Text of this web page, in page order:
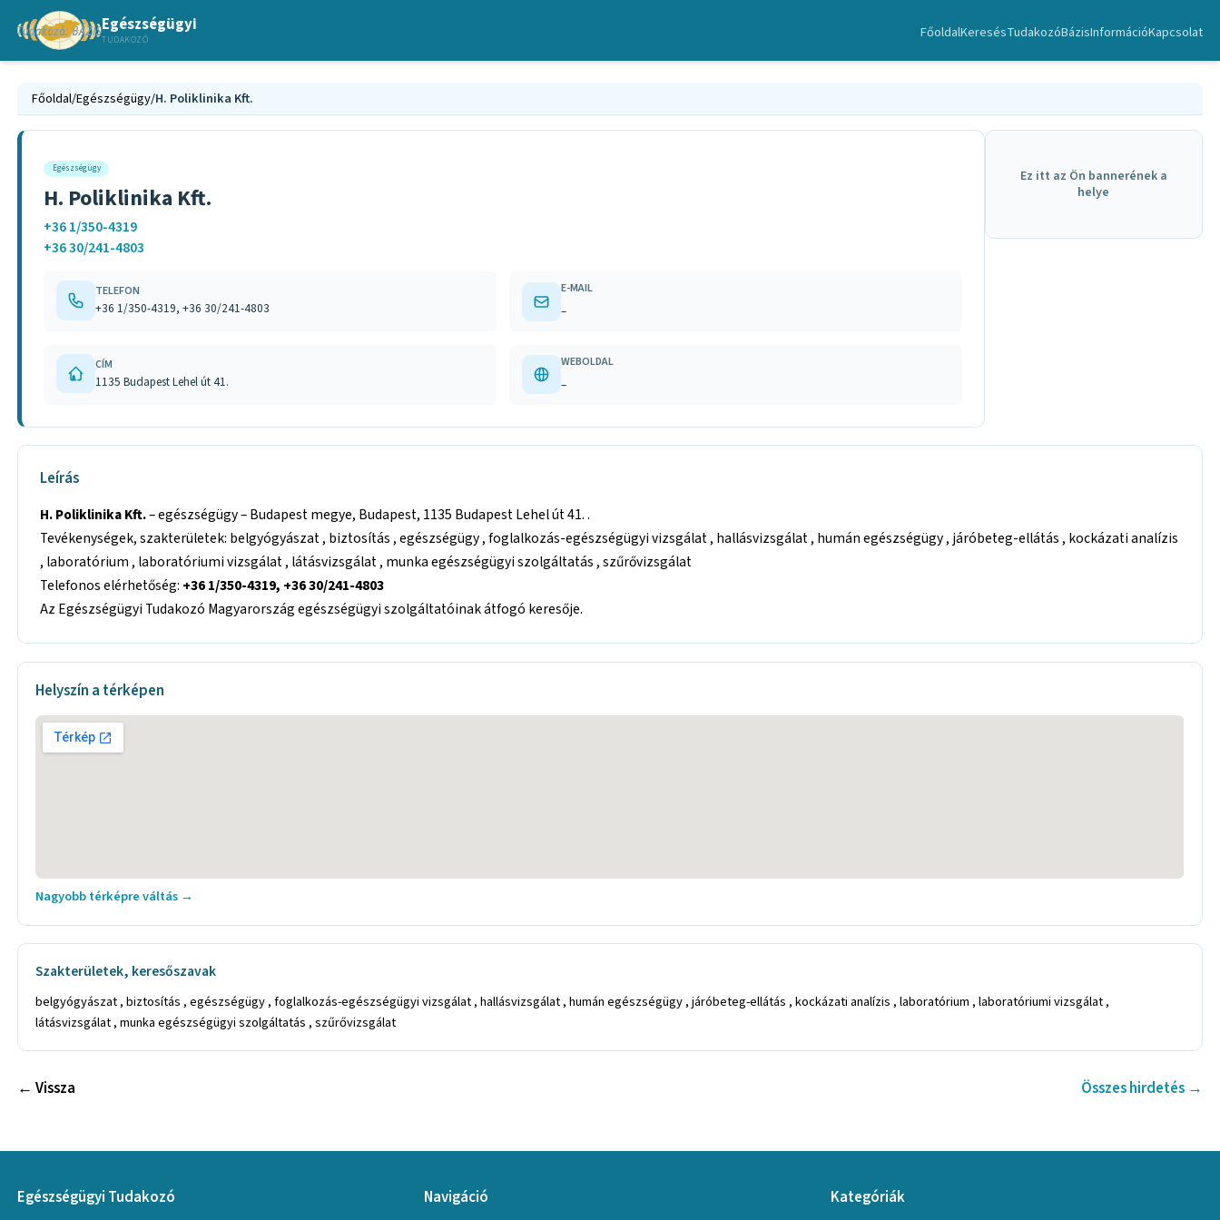
Egészségügyi
TUDAKOZÓ FőoldalKeresésTudakozóBázisInformációKapcsolat
Főoldal/Egészségügy/H. Poliklinika Kft.
Egészségügy
H. Poliklinika Kft.
+36 1/350-4319
+36 30/241-4803
TELEFON
+36 1/350-4319, +36 30/241-4803
E-MAIL
–
CÍM
1135 Budapest Lehel út 41.
WEBOLDAL
–
Ez itt az Ön bannerének a
helye
Leírás
H. Poliklinika Kft.– egészségügy – Budapest megye, Budapest, 1135 Budapest Lehel út 41. .
Tevékenységek, szakterületek: belgyógyászat , biztosítás , egészségügy , foglalkozás-egészségügyi vizsgálat , hallásvizsgálat , humán egészségügy , járóbeteg-ellátás , kockázati analízis
, laboratórium , laboratóriumi vizsgálat , látásvizsgálat , munka egészségügyi szolgáltatás , szűrővizsgálat
Telefonos elérhetőség: +36 1/350-4319, +36 30/241-4803
Az Egészségügyi Tudakozó Magyarország egészségügyi szolgáltatóinak átfogó keresője.
Helyszín a térképen
Nagyobb térképre váltás →
Szakterületek, keresőszavak
belgyógyászat , biztosítás , egészségügy , foglalkozás-egészségügyi vizsgálat , hallásvizsgálat , humán egészségügy , járóbeteg-ellátás , kockázati analízis , laboratórium , laboratóriumi vizsgálat ,
látásvizsgálat , munka egészségügyi szolgáltatás , szűrővizsgálat
← Vissza Összes hirdetés →
Egészségügyi Tudakozó Navigáció Kategóriák